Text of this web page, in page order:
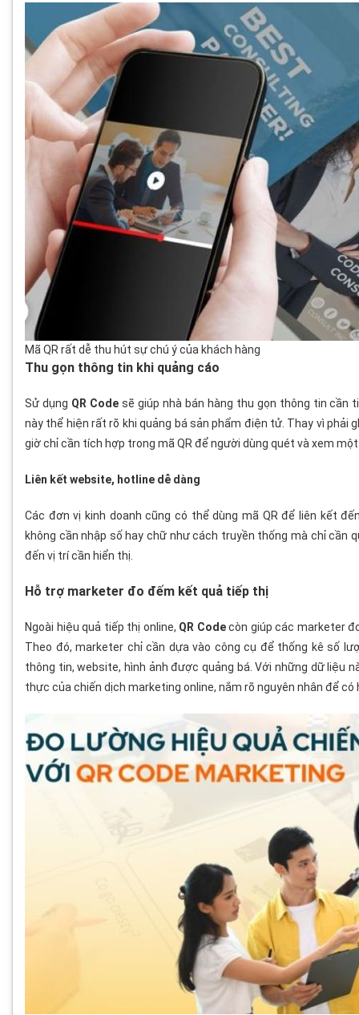
Mã QR rất dễ thu hút sự chú ý của khách hàng
Thu gọn thông tin khi quảng cáo
Sử dụng QR Codesẽ giúp nhà bán hàng thu gọn thông tin cần
này thể hiện rất rõ khi quảng bá sản phẩm điện tử. Thay vì phải
giờ chỉ cần tích hợp trong mã QR để người dùng quét và xem
Liên kết website, hotline dễ dàng
Các đơn vị kinh doanh cũng có thể dùng mã QR để liên kết
không cần nhập số hay chữ như cách truyền thống mà chỉ cần
đến vị trí cần hiển thị.
Hỗ trợ marketer đo đếm kết quả tiếp thị
Ngoài hiệu quả tiếp thị online, QR Codecòn giúp các marketer
Theo đó, marketer chỉ cần dựa vào công cụ để thống kê số
thông tin, website, hình ảnh được quảng bá. Với những dữ liệu
thực của chiến dịch marketing online, nắm rõ nguyên nhân để